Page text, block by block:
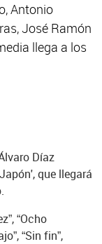
Antonio
José Ramón
llega a los
Díaz
que llegará
“Ocho
“Sin fin”,